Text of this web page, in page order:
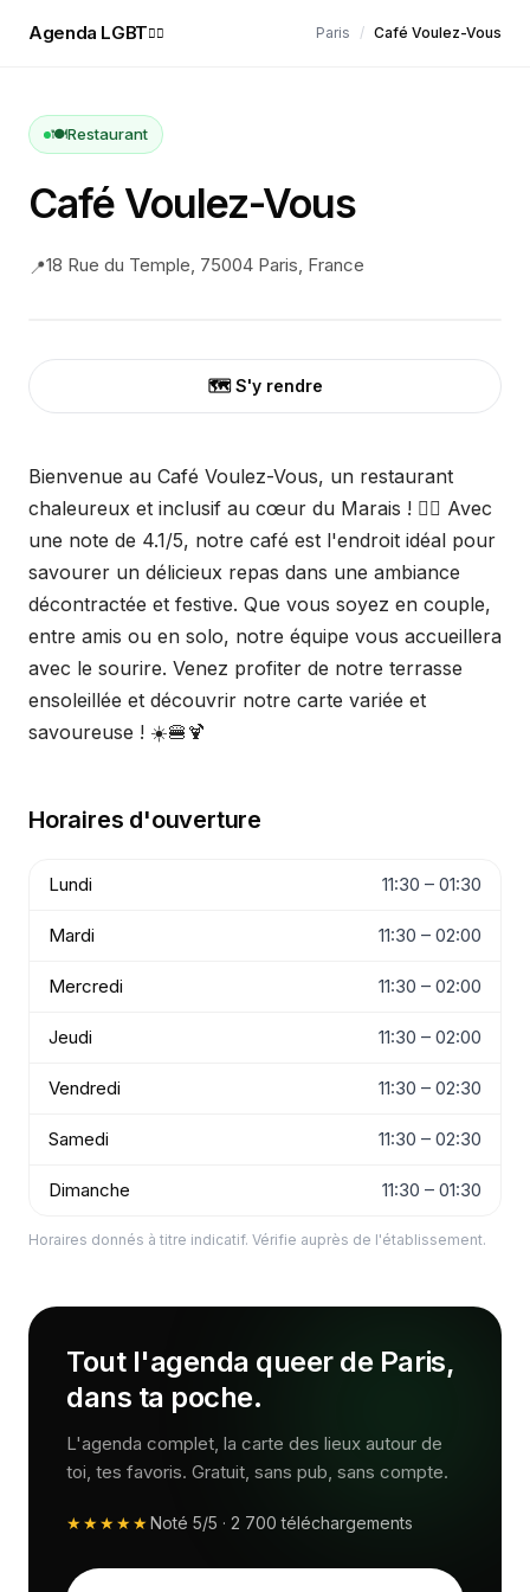
Agenda LGBT🏳️‍🌈 Paris / Café Voulez-Vous
🍽️Restaurant
Café Voulez-Vous
📍18 Rue du Temple, 75004 Paris, France
🗺️ S'y rendre
Bienvenue au Café Voulez-Vous, un restaurant
chaleureux et inclusif au cœur du Marais ! 🏳️‍🌈 Avec
une note de 4.1/5, notre café est l'endroit idéal pour
savourer un délicieux repas dans une ambiance
décontractée et festive. Que vous soyez en couple,
entre amis ou en solo, notre équipe vous accueillera
avec le sourire. Venez profiter de notre terrasse
ensoleillée et découvrir notre carte variée et
savoureuse ! ☀️🍔🍹
Horaires d'ouverture
Lundi 11:30 – 01:30
Mardi 11:30 – 02:00
Mercredi 11:30 – 02:00
Jeudi 11:30 – 02:00
Vendredi 11:30 – 02:30
Samedi 11:30 – 02:30
Dimanche 11:30 – 01:30
Horaires donnés à titre indicatif. Vérifie auprès de l'établissement.
Tout l'agenda queer de Paris,
dans ta poche.
L'agenda complet, la carte des lieux autour de
toi, tes favoris. Gratuit, sans pub, sans compte.
★★★★★Noté 5/5 · 2 700 téléchargements